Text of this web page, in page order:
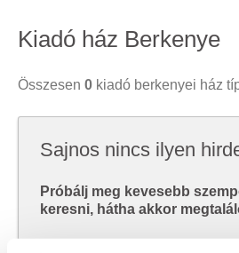
Kiadó ház Berkenye
Összesen 0 kiadó berkenyei ház
Sajnos nincs ilyen
Próbálj meg kevesebb
keresni, hátha akkor